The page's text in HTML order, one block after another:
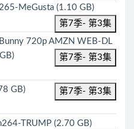
MeGusta (1.10 GB)
第7季- 第3集
720p AMZN WEB-DL
第7季- 第3集
GB)
第7季- 第3集
TRUMP (2.70 GB)